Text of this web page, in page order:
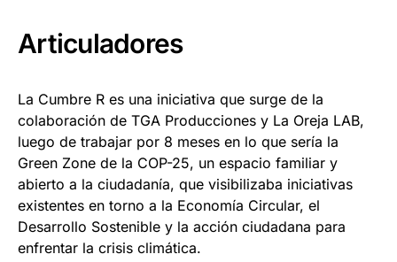
Articuladores
La Cumbre R es una iniciativa que surge de la
colaboración de TGA Producciones y La Oreja LAB,
luego de trabajar por 8 meses en lo que sería la
Green Zone de la COP-25, un espacio familiar y
abierto a la ciudadanía, que visibilizaba iniciativas
existentes en torno a la Economía Circular, el
Desarrollo Sostenible y la acción ciudadana para
enfrentar la crisis climática.